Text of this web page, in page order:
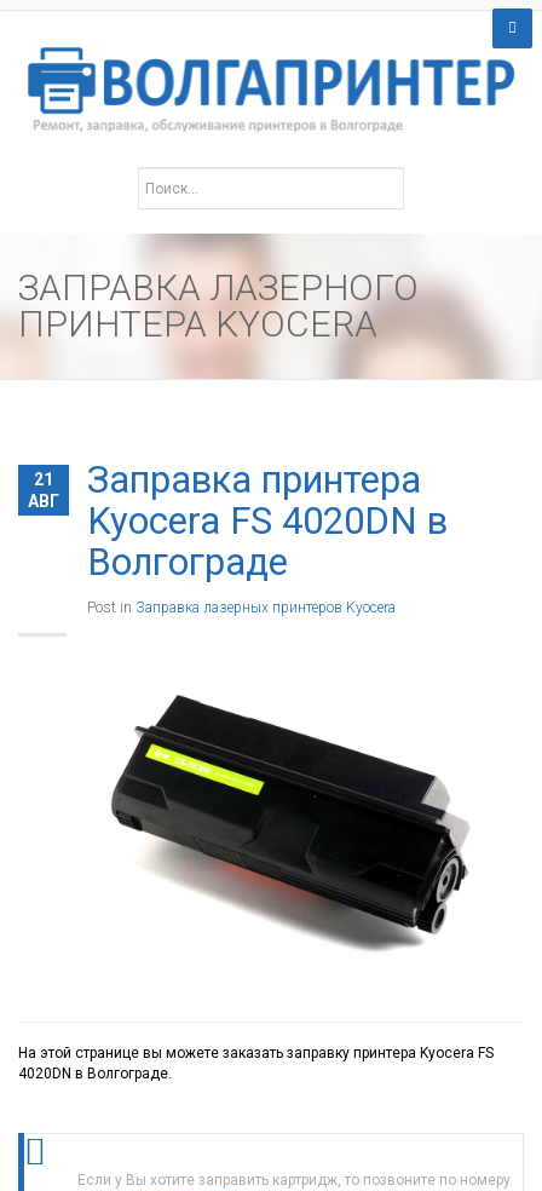
ЗАПРАВКА ЛАЗЕРНОГО
ПРИНТЕРА KYOCERA
21
АВГ
Заправка принтера
Kyocera FS 4020DN в
Волгограде
Post in Заправка лазерных принтеров Kyocera
На этой странице вы можете заказать заправку принтера Kyocera FS
4020DN в Волгограде.
Если у Вы хотите заправить картридж, то позвоните по номеру